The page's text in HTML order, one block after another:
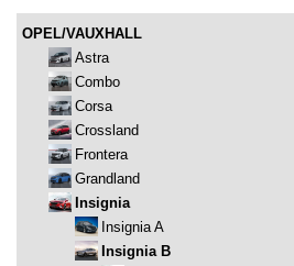
OPEL/VAUXHALL
Astra
Combo
Corsa
Crossland
Frontera
Grandland
Insignia
Insignia A
Insignia B